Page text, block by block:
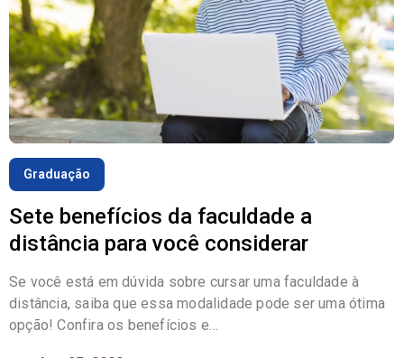
Graduação
Sete benefícios da faculdade a
distância para você considerar
Se você está em dúvida sobre cursar uma faculdade à
distância, saiba que essa modalidade pode ser uma ótima
opção! Confira os benefícios e…